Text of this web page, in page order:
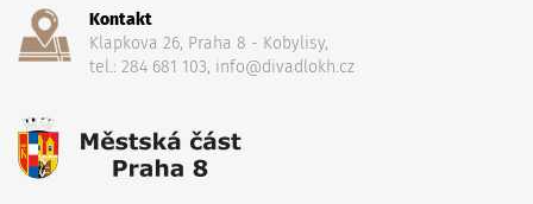
Kontakt
Klapkova 26, Praha 8 - Kobylisy,
tel.: 284 681 103, info@divadlokh.cz